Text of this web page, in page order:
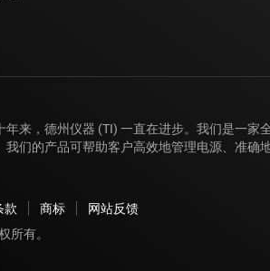
年来，德州仪器 (TI) 一直在进步。我们是一
我们的产品可帮助客户高效地管理电源、准确
款 商标
网站反馈
所有。